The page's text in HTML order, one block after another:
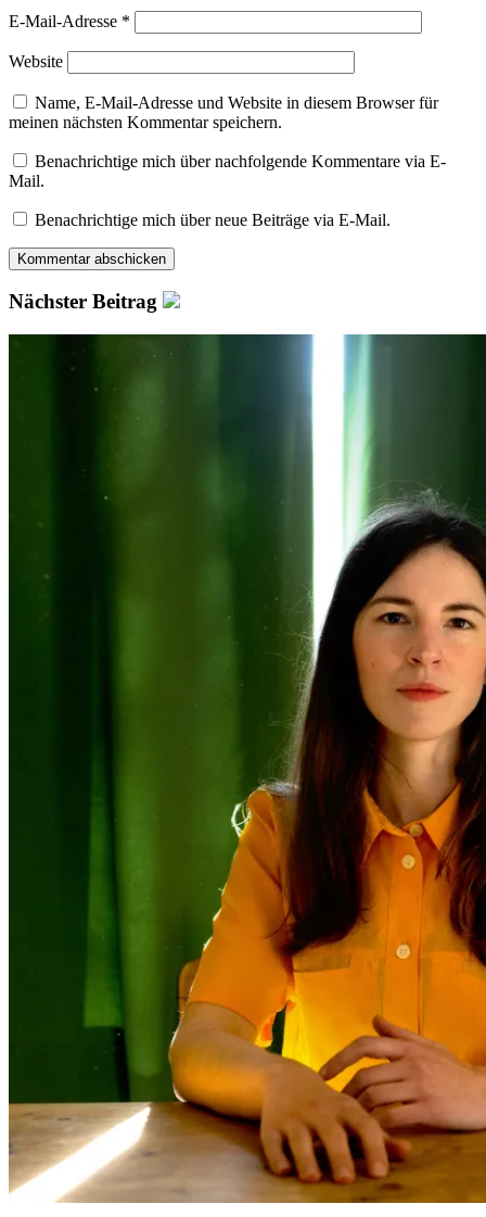
E-Mail-Adresse *
Website
Name, E-Mail-Adresse und Website in diesem Browser für
meinen nächsten Kommentar speichern.
Benachrichtige mich über nachfolgende Kommentare via E-
Mail.
Benachrichtige mich über neue Beiträge via E-Mail.
Nächster Beitrag